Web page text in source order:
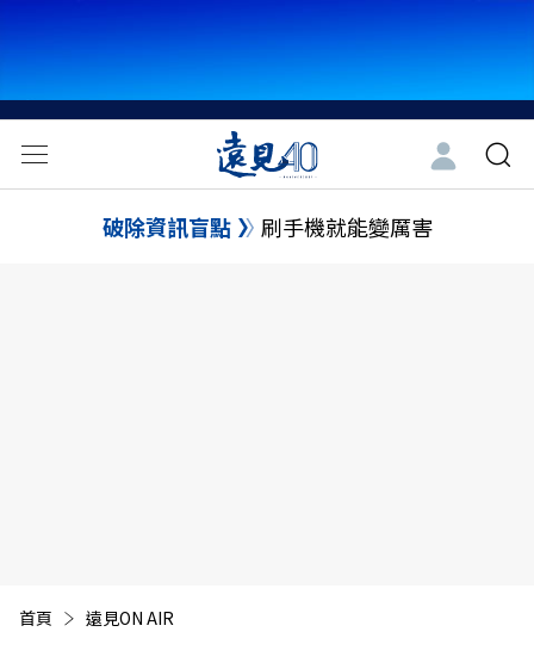
破除資訊盲點 刷手機就能變厲害
首頁 遠見ON AIR